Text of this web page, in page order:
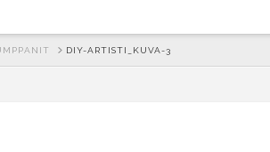
DIY-ARTISTI_KUVA-3